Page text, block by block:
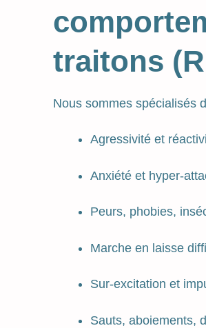
traitons
Nous sommes spécialisés
Agressivité et
Anxiété et hyper-
Peurs, phobies,
Marche en laisse
Sur-excitation et
Sauts, aboiements,